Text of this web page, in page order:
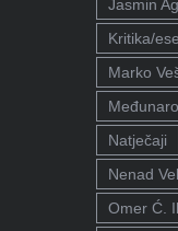
Jasmin
Kritika/
Marko
Natječaji
Nenad
Omer Ć.